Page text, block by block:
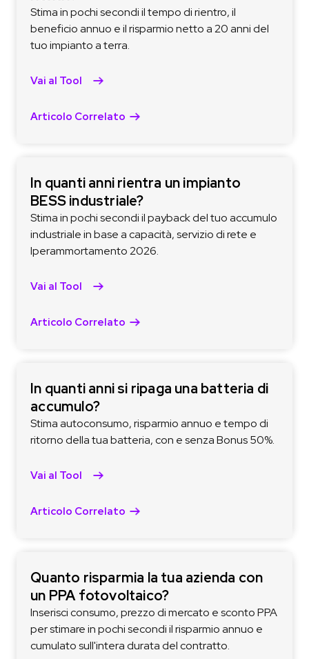
Stima in pochi secondi il tempo di rientro, il
beneficio annuo e il risparmio netto a 20 anni del
tuo impianto a terra.
Vai al Tool
Articolo Correlato
In quanti anni rientra un impianto
BESS industriale?
Stima in pochi secondi il payback del tuo accumulo
industriale in base a capacità, servizio di rete e
Iperammortamento 2026.
Vai al Tool
Articolo Correlato
In quanti anni si ripaga una batteria di
accumulo?
Stima autoconsumo, risparmio annuo e tempo di
ritorno della tua batteria, con e senza Bonus 50%.
Vai al Tool
Articolo Correlato
Quanto risparmia la tua azienda con
un PPA fotovoltaico?
Inserisci consumo, prezzo di mercato e sconto PPA
per stimare in pochi secondi il risparmio annuo e
cumulato sull'intera durata del contratto.